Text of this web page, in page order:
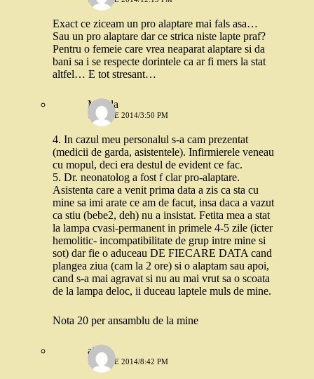
Exact ce ziceam un pro alaptare mai fals asa…
Sau un pro alaptare dar ce strica niste lapte praf?
Pentru o femeie care vrea neaparat alaptare si da
bani sa i se respecte dorintele ca ar fi mers la stat
altfel… E tot stresant…
Magda
15 IULIE 2014/3:50 PM
4. In cazul meu personalul s-a cam prezentat
(medicii de garda, asistentele). Infirmierele veneau
cu mopul, deci era destul de evident ce fac.
5. Dr. neonatolog a fost f clar pro-alaptare.
Asistenta care a venit prima data a zis ca sta cu
mine sa imi arate ce am de facut, insa daca a vazut
ca stiu (bebe2, deh) nu a insistat. Fetita mea a stat
la lampa cvasi-permanent in primele 4-5 zile (icter
hemolitic- incompatibilitate de grup intre mine si
sot) dar fie o aduceau DE FIECARE DATA cand
plangea ziua (cam la 2 ore) si o alaptam sau apoi,
cand s-a mai agravat si nu au mai vrut sa o scoata
de la lampa deloc, ii duceau laptele muls de mine.
Nota 20 per ansamblu de la mine
alina
15 IULIE 2014/8:42 PM